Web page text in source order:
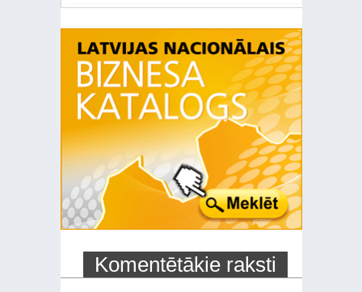
Komentētākie raksti